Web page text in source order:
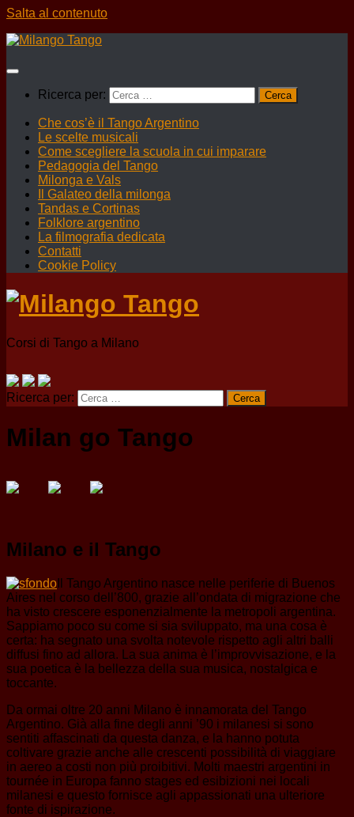
Salta al contenuto
Ricerca per:
Che cos’è il Tango Argentino
Le scelte musicali
Come scegliere la scuola in cui imparare
Pedagogia del Tango
Milonga e Vals
Il Galateo della milonga
Tandas e Cortinas
Folklore argentino
La filmografia dedicata
Contatti
Cookie Policy
Corsi di Tango a Milano
Ricerca per:
Milan go Tango
Milano e il Tango
Il Tango Argentino nasce nelle periferie di Buenos
Aires nel corso dell’800, grazie all’ondata di migrazione che
ha visto crescere esponenzialmente la metropoli argentina.
Sappiamo poco su come si sia sviluppato, ma una cosa è
certa: ha segnato una svolta notevole rispetto agli altri balli
diffusi fino ad allora. La sua anima è l’improvvisazione, e la
sua poetica è la bellezza della sua musica, nostalgica e
toccante.
Da ormai oltre 20 anni Milano è innamorata del Tango
Argentino. Già alla fine degli anni ’90 i milanesi si sono
sentiti affascinati da questa danza, e la hanno potuta
coltivare grazie anche alle crescenti possibilità di viaggiare
in aereo a costi non più proibitivi. Molti maestri argentini in
tournée in Europa fanno stages ed esibizioni nei locali
milanesi e questo fornisce agli appassionati una ulteriore
fonte di ispirazione.